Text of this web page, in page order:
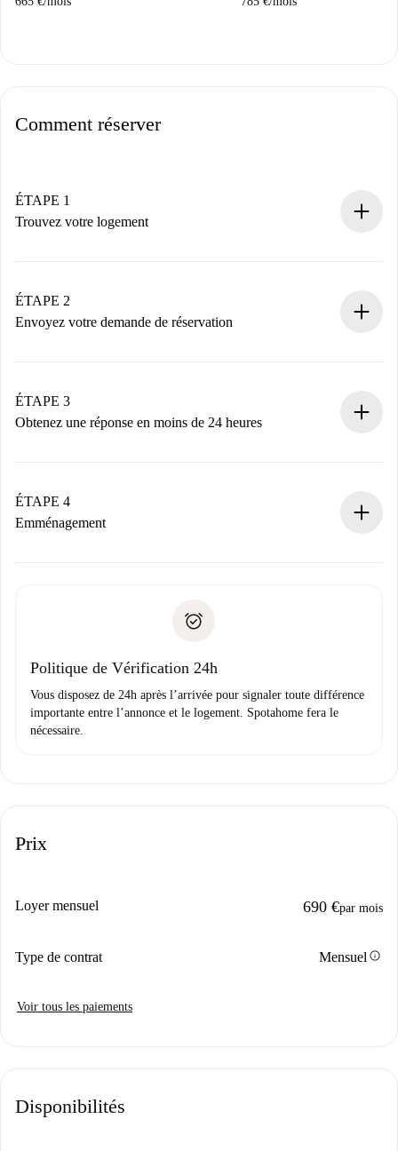
Comment réserver
ÉTAPE 1
Trouvez votre logement
Vous disposez à l’avance de toutes les informations
nécessaires.
ÉTAPE 2
Envoyez votre demande de réservation
Nous ne vous facturerons rien tant que le propriétaire
n’aura pas accepté.
ÉTAPE 3
Obtenez une réponse en moins de 24 heures
contact avec le propriétaire.
Si refusé : aucun prélèvement et nous vous proposerons
Justificatif de solvabilité
ÉTAPE 4
Emménagement
uniquement si aucun problème n'est signalé.
Politique de Vérification 24h
Vous disposez de 24h après l’arrivée pour signaler toute différence
importante entre l’annonce et le logement. Spotahome fera le
nécessaire.
Prix
Loyer mensuel 690 €par mois
Type de contrat Mensuel info
Voir tous les paiements
Disponibilités